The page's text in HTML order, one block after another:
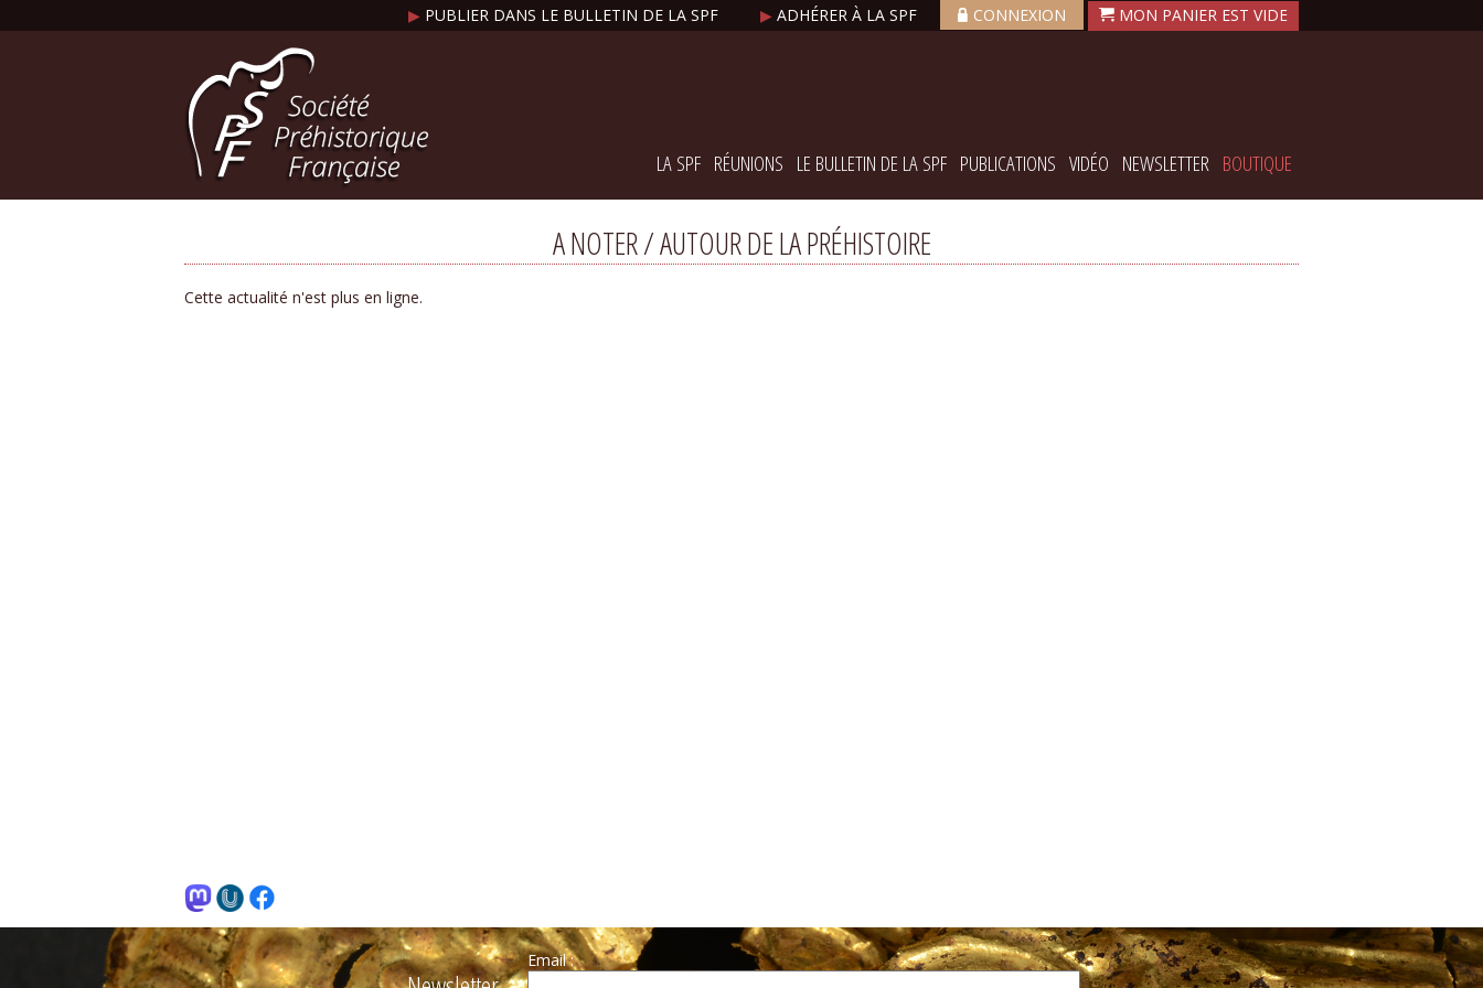
▶ PUBLIER DANS LE BULLETIN DE LA SPF ▶ ADHÉRER À LA SPF CONNEXION
LA SPF RÉUNIONS LE BULLETIN DE LA SPF PUBLICATIONS VIDÉO NEWSLETTER BOUTIQUE
A NOTER / AUTOUR DE LA PRÉHISTOIRE
Cette actualité n'est plus en ligne.
Email :